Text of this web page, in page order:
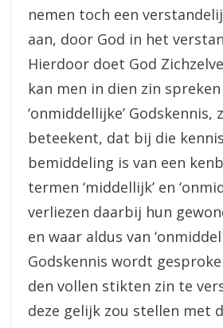
nemen toch een
aan, door God in het
Hierdoor doet God
kan men in dien zin spreken
‘onmiddellijke’
beteekent, dat bij die
bemiddeling is van een
termen ‘middellijk’ en
verliezen daarbij hun
en waar aldus van
Godskennis wordt
den vollen stikten zin te
deze gelijk zou stellen met